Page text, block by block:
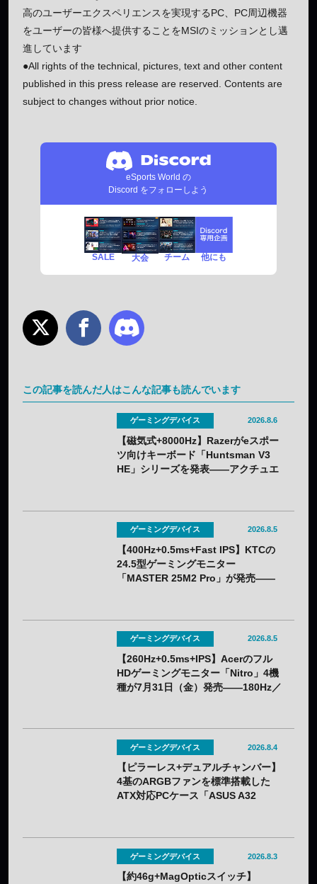
高のユーザーエクスペリエンスを実現するPC、PC周辺機器
をユーザーの皆様へ提供することをMSIのミッションとし邁
進しています
●All rights of the technical, pictures, text and other content
published in this press release are reserved. Contents are
subject to changes without prior notice.
eSports World の
Discord をフォローしよう
SALE 大会 チーム 他にも
この記事を読んだ人はこんな記事も読んでいます
ゲーミングデバイス 2026.8.6
【磁気式+8000Hz】Razerがeスポー
ツ向けキーボード「Huntsman V3
HE」シリーズを発表——アクチュエ
ゲーミングデバイス 2026.8.5
【400Hz+0.5ms+Fast IPS】KTCの
24.5型ゲーミングモニター
「MASTER 25M2 Pro」が発売——
ゲーミングデバイス 2026.8.5
【260Hz+0.5ms+IPS】Acerのフル
HDゲーミングモニター「Nitro」4機
種が7月31日（金）発売——180Hz／
ゲーミングデバイス 2026.8.4
【ピラーレス+デュアルチャンバー】
4基のARGBファンを標準搭載した
ATX対応PCケース「ASUS A32
ゲーミングデバイス 2026.8.3
【約46g+MagOpticスイッチ】